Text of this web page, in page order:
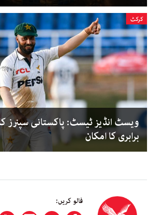
کرکٹ
ویسٹ انڈیز ٹیسٹ: پاکستانی سپنرز
برابری کا امکان
فالو کریں: